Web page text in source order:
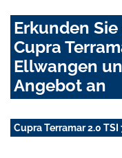
Erkunden
Cupra
Ellwangen
Angebot an
Cupra Terramar 2.0